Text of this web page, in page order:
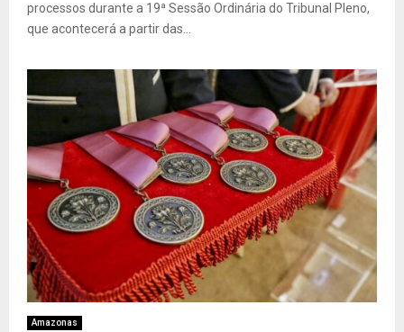
processos durante a 19ª Sessão Ordinária do Tribunal Pleno,
que acontecerá a partir das...
Amazonas